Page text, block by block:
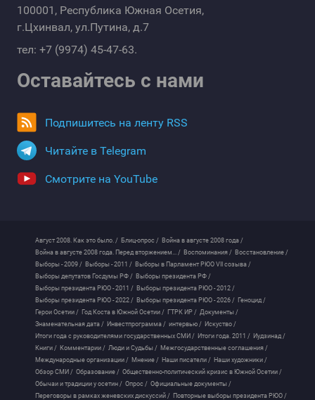
100001, Республика Южная Осетия,
г.Цхинвал, ул.Путина, д.7
тел: +7 (9974) 45-47-63.
Оставайтесь с нами
Подпишитесь на ленту RSS
Читайте в Telegram
Смотрите на YouTube
Август 2008. Как это было. / Блиц-опрос / Война в августе 2008 года /
Война в августе 2008 года. Перед вторжением... / Воспоминания / Восстановление /
Выборы - 2009 / Выборы - 2011 / Выборы в Парламент РЮО VII созыва /
Выборы депутатов Госдумы РФ / Выборы президента РФ /
Выборы президента РЮО - 2011 / Выборы президента РЮО - 2012 /
Выборы президента РЮО - 2022 / Выборы президента РЮО - 2026 / Геноцид /
Герои Осетии / Год Коста в Южной Осетии / ГТРК ИР / Документы /
Знаменательная дата / Инвестпрограмма / интервью / Искуство /
Итоги года с руководителями государственных СМИ / Итоги года. 2011 / Иудзинад /
Книги / Комментарии / Люди и Судьбы / Межгосударственные соглашения /
Международные организации / Мнение / Наши писатели / Наши художники /
Обзор СМИ / Образование / Общественно-политический кризис в Южной Осетии /
Обычаи и традиции у осетин / Опрос / Официальные документы /
Переговоры в рамках женевских дискуссий / Повторные выборы президента РЮО /